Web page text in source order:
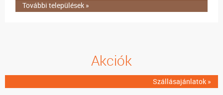
További települések »
Akciók
Szállásajánlatok »